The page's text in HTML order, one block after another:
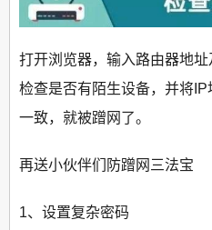
打开浏览器，输入路由器地
检查是否有陌生设备，并将
一致，就被蹭网了。
再送小伙伴们防蹭网三法宝
1、设置复杂密码